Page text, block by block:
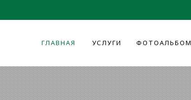
ГЛАВНАЯ УСЛУГИ ФОТОАЛЬБОМ